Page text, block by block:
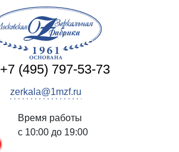
Время работы
с 10:00 до 19:00
+7 (495) 797-53-73
zerkala@1mzf.ru